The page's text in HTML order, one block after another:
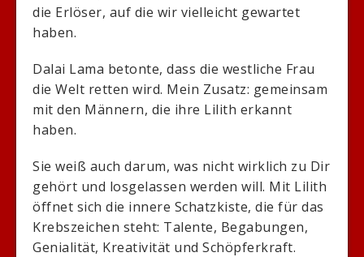
die Erlöser, auf die wir vielleicht gewartet
haben.
Dalai Lama betonte, dass die westliche Frau
die Welt retten wird. Mein Zusatz: gemeinsam
mit den Männern, die ihre Lilith erkannt
haben.
Sie weiß auch darum, was nicht wirklich zu Dir
gehört und losgelassen werden will. Mit Lilith
öffnet sich die innere Schatzkiste, die für das
Krebszeichen steht: Talente, Begabungen,
Genialität, Kreativität und Schöpferkraft.